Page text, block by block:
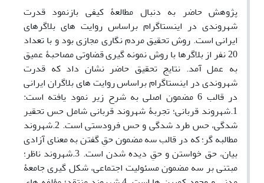
پژوهش حاضر به دنبال مطالعۀ کیفی بازنمود قدرت
شهروندی در اینستاگرام براساس روایت های بلاگرهای
ایرانی است. روش تحقیق مردم نگاری مجازی بود و با تعداد
20 نفر از بلاگرها با روش نمونه گیری قضاوتی مصاحبۀ عمیق
به عمل آمد. نتایج تحقیق حاضر نشان داد که قدرت
شهروندی در اینستاگرام براساس روایت های بلاگران ایرانی
در قالب 6 مضمون اصلی به شرح زیر نمود یافته است:
1.شهروند قربانی؛ تجربۀ شهروند قربانی شامل حس تحقیر
شدگی، حس طرد شدگی و حس فرودستی است. 2.شهروند
مطالبه گر؛ که در قالب سه مضمون حقِ گفتن به معنای آزادی
بیان، حق خواستن و حقِ دیده شدن است. 3.شهروند ناظر؛
مبتنی بر سه مضمون مسئولیت اجتماعی، شکل گیری جامعۀ